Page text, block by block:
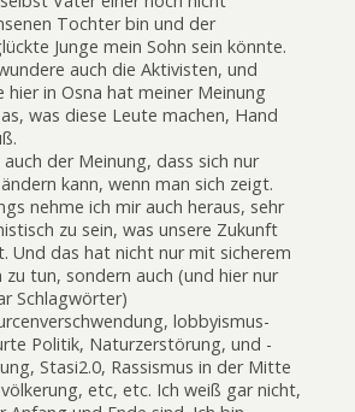
Tochter bin und der
Junge mein Sohn sein könnte.
auch die Aktivisten, und
hier in Osna hat meiner Meinung
was diese Leute machen, Hand
auch der Meinung, dass sich nur
kann, wenn man sich zeigt.
nehme ich mir auch heraus, sehr
zu sein, was unsere Zukunft
Und das hat nicht nur mit sicherem
zu tun, sondern auch (und hier nur
Schlagwörter)
lobbyismus-
Politik, Naturzerstörung, und -
Stasi2.0, Rassismus in der Mitte
etc, etc. Ich weiß gar nicht,